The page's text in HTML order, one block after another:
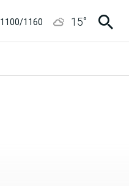
1100/1160
15°